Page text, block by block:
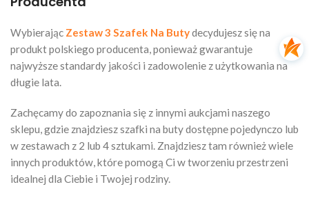
Wybierając Zestaw 3 Szafek Na Butydecydujesz się na
produkt polskiego producenta, ponieważ gwarantuje
najwyższe standardy jakości i zadowolenie z użytkowania na
długie lata.
Zachęcamy do zapoznania się z innymi aukcjami naszego
sklepu, gdzie znajdziesz szafki na buty dostępne pojedynczo lub
w zestawach z 2 lub 4 sztukami. Znajdziesz tam również wiele
innych produktów, które pomogą Ci w tworzeniu przestrzeni
idealnej dla Ciebie i Twojej rodziny.